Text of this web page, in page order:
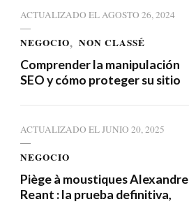
ACTUALIZADO ELAGOSTO 26, 2024
NEGOCIO NON CLASSÉ
Comprender la manipulación
SEO y cómo proteger su sitio
ACTUALIZADO ELJUNIO 20, 2025
NEGOCIO
Piège à moustiques Alexandre
Reant : la prueba definitiva,